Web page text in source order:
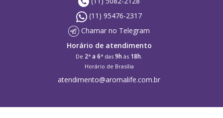
(11) 95476-2317
Chamar no Telegram
Horário de atendimento
De 2ª a 6ª das 9h às 18h.
Horário de Brasília
atendimento@aromalife.com.br